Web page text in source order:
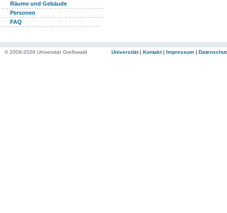
Räume und Gebäude
Personen
FAQ
© 2009-2026 Universität Greifswald Universität| Kontakt| Impressum |